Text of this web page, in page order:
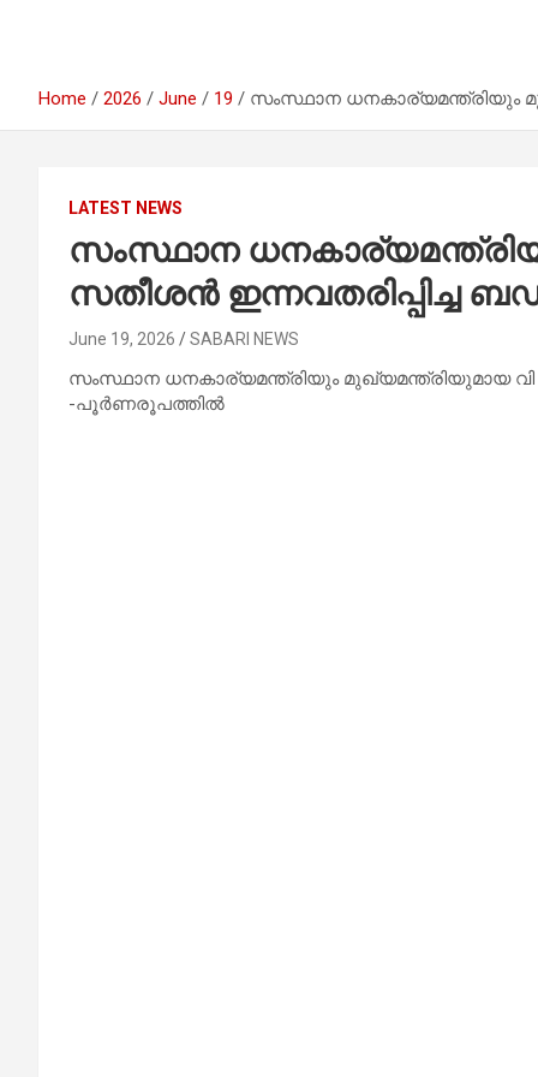
Home 2026 June 19 സംസ്ഥാന ധനകാര്യമന്ത്രിയും
LATEST NEWS
സംസ്ഥാന
സതീശൻ ഇന്നവതരിപ്പിച്ച
June 19, 2026 SABARI NEWS
സംസ്ഥാന ധനകാര്യമന്ത്രിയും മുഖ്യമന്ത്രിയുമായ വി
-പൂർണരൂപത്തിൽ